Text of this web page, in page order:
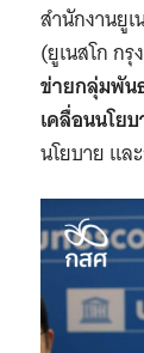
สำนักงานยู
(ยูเนสโก ก
ข่ายกลุ่มพัน
เคลื่อนนโยบ
นโยบาย แล